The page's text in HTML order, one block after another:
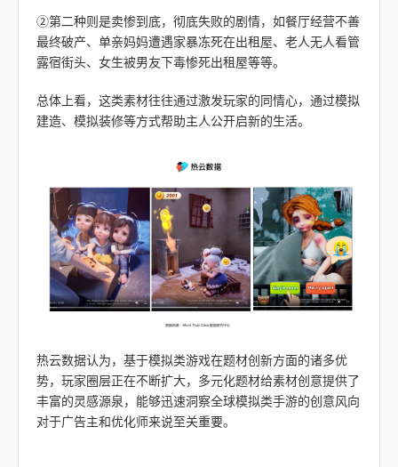
②第二种则是卖惨到底，彻底失败的剧情，如餐厅经营不善
最终破产、单亲妈妈遭遇家暴冻死在出租屋、老人无人看管
露宿街头、女生被男友下毒惨死出租屋等等。
总体上看，这类素材往往通过激发玩家的同情心，通过模拟
建造、模拟装修等方式帮助主人公开启新的生活。
热云数据认为，基于模拟类游戏在题材创新方面的诸多优
势，玩家圈层正在不断扩大，多元化题材给素材创意提供了
丰富的灵感源泉，能够迅速洞察全球模拟类手游的创意风向
对于广告主和优化师来说至关重要。